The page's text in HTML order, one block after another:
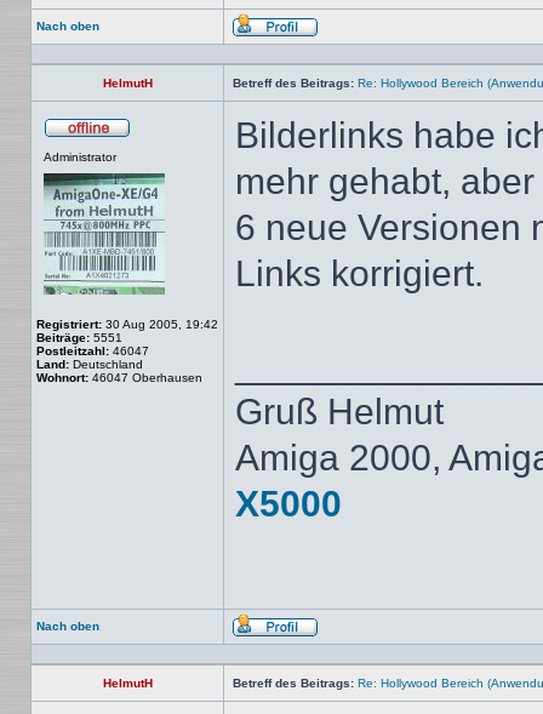
Nach oben
Profil
HelmutH Betreff des Beitrags: Re: Hollywood Bereich
Administrator
Registriert: 30 Aug 2005, 19:42
Beiträge: 5551
Postleitzahl: 46047
Land: Deutschland
Wohnort: 46047 Oberhausen
Bilderlinks habe
mehr gehabt, aber
6 neue Versionen
Links korrigiert.
Gruß Helmut
Amiga 2000,
X5000
Nach oben
Profil
HelmutH Betreff des Beitrags: Re: Hollywood Bereich